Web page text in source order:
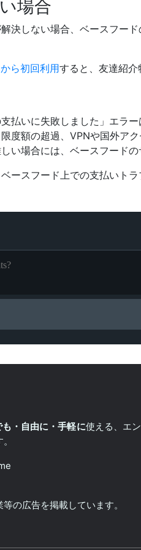
場合
決しない場合、ベースフー
ら初回利用すると、友達紹介
支払いに失敗しました」エラ
度額の超過、VPNや国外ア
い場合には、ベースフード
ースフード上での支払いトラ
も・自由に・手軽に使える、エ
の広告を掲載しています。